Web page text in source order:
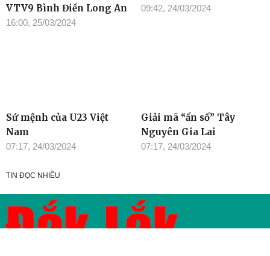
VTV9 Bình Điền Long An
16:00, 25/03/2024
09:42, 24/03/2024
Sứ mệnh của U23 Việt
Nam
07:17, 24/03/2024
Giải mã “ẩn số” Tây
Nguyên Gia Lai
07:17, 24/03/2024
TIN ĐỌC NHIỀU